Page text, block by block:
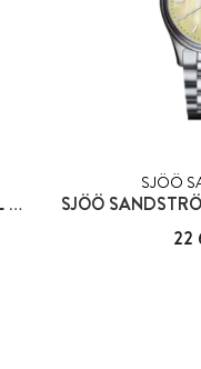
SJÖÖ SANDSTRÖM ROYAL STEEL CLASSIC
SJÖÖ
Pris:
22